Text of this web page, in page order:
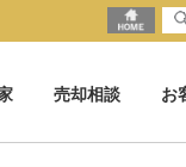
売却相談 お